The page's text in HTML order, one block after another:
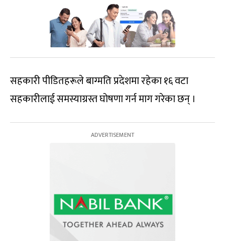
सहकारी पीडितहरूले बाग्मति प्रदेशमा रहेका १६ वटा
सहकारीलाई समस्याग्रस्त घोषणा गर्न माग गरेका छन् ।